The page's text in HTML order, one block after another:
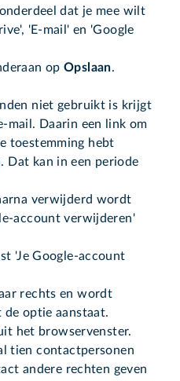
dat je mee wilt
'E-mail' en 'Google
opOpslaan.
niet gebruikt is krijgt
mail. Daarin een link om
toestemming hebt
Dat kan in een periode
verwijderd wordt
account verwijderen'
'Je Google-account
rechts en wordt
optie aanstaat.
het browservenster.
tien contactpersonen
andere rechten geven